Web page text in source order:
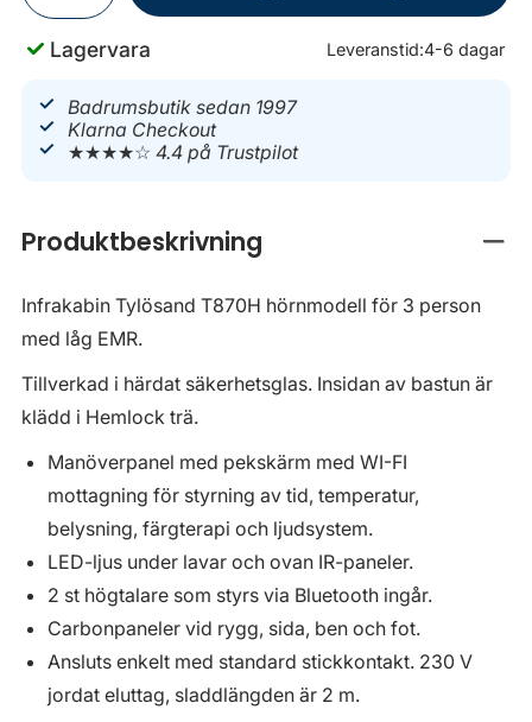
Lagervara Leveranstid:4-6 dagar
Badrumsbutik sedan 1997
Klarna Checkout
★★★★☆4.4 på Trustpilot
Produktbeskrivning
Infrakabin Tylösand T870H hörnmodell för 3 person
med låg EMR.
Tillverkad i härdat säkerhetsglas. Insidan av bastun är
klädd i Hemlock trä.
Manöverpanel med pekskärm med WI-FI
mottagning för styrning av tid, temperatur,
belysning, färgterapi och ljudsystem.
LED-ljus under lavar och ovan IR-paneler.
2 st högtalare som styrs via Bluetooth ingår.
Carbonpaneler vid rygg, sida, ben och fot.
Ansluts enkelt med standard stickkontakt. 230 V
jordat eluttag, sladdlängden är 2 m.